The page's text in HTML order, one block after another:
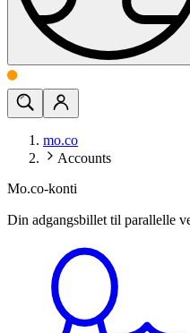
mo.co
Accounts
Mo.co-konti
Din adgangsbillet til parallelle